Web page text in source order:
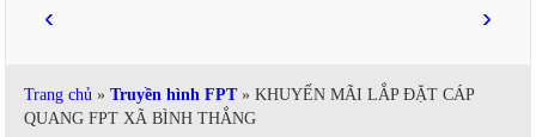
‹ ›
Trang chủ » Truyền hình FPT » KHUYẾN MÃI LẮP ĐẶT CÁP
QUANG FPT XÃ BÌNH THẮNG